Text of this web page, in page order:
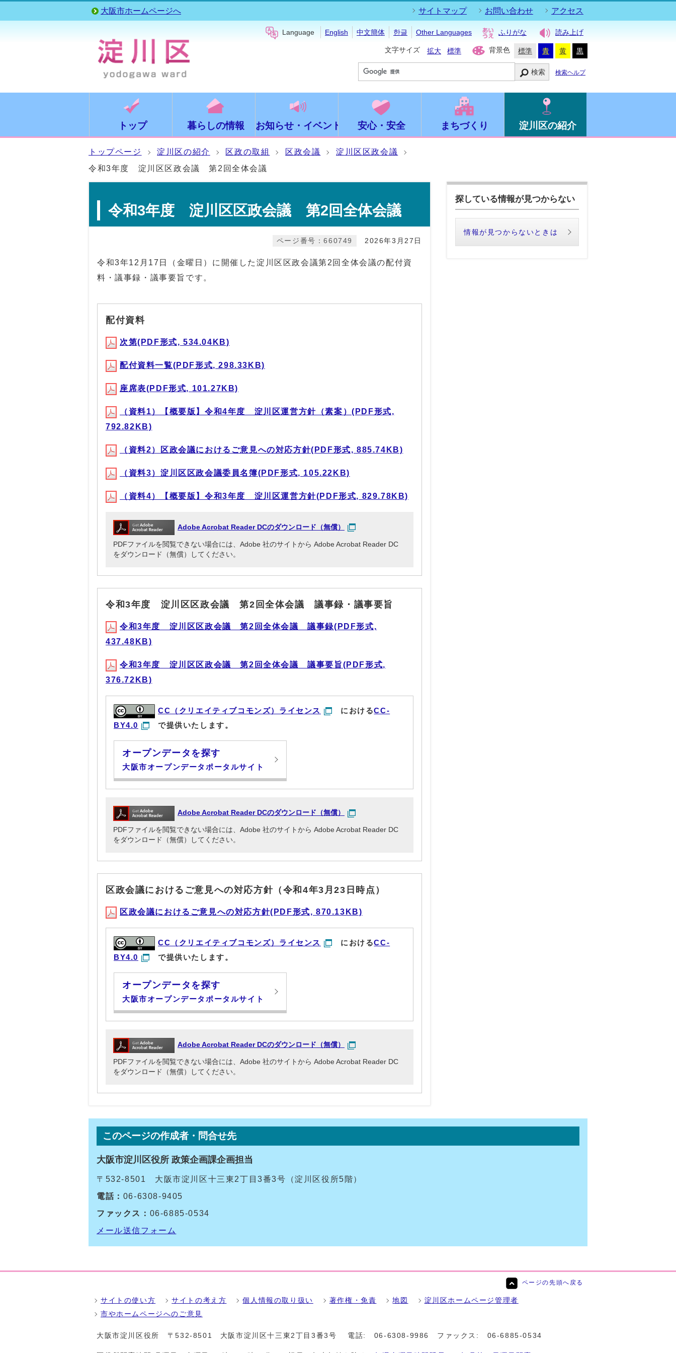
大阪市ホームページへ サイトマップ お問い合わせ アクセス
Language English 中文簡体 한글 Other Languages ふりがな 読み上げ
文字サイズ 拡大 標準 背景色 標準 青 黄 黒
検索 検索ヘルプ
トップ 暮らしの情報 お知らせ・イベント 安心・安全 まちづくり 淀川区の紹介
トップページ 淀川区の紹介 区政の取組 区政会議
淀川区区政会議
令和3年度 淀川区区政会議 第2回全体会議
令和3年度 淀川区区政会議 第2回全体会議
2026年3月27日
ページ番号：660749
令和3年12月17日（金曜日）に開催した淀川区区政会議第2回全体会議の配付資
料・議事録・議事要旨です。
配付資料
次第(PDF形式, 534.04KB)
配付資料一覧(PDF形式, 298.33KB)
座席表(PDF形式, 101.27KB)
（資料1）【概要版】令和4年度 淀川区運営方針（素案）(PDF形式,
792.82KB)
（資料2）区政会議におけるご意見への対応方針(PDF形式, 885.74KB)
（資料3）淀川区区政会議委員名簿(PDF形式, 105.22KB)
（資料4）【概要版】令和3年度 淀川区運営方針(PDF形式, 829.78KB)
Adobe Acrobat Reader DCのダウンロード（無償）
PDFファイルを閲覧できない場合には、Adobe 社のサイトから Adobe Acrobat Reader DC
をダウンロード（無償）してください。
令和3年度 淀川区区政会議 第2回全体会議 議事録・議事要旨
令和3年度 淀川区区政会議 第2回全体会議 議事録(PDF形式,
437.48KB)
令和3年度 淀川区区政会議 第2回全体会議 議事要旨(PDF形式,
376.72KB)
CC（クリエイティブコモンズ）ライセンス におけるCC-
BY4.0
で提供いたします。
オープンデータを探す
大阪市オープンデータポータルサイト
Adobe Acrobat Reader DCのダウンロード（無償）
PDFファイルを閲覧できない場合には、Adobe 社のサイトから Adobe Acrobat Reader DC
をダウンロード（無償）してください。
区政会議におけるご意見への対応方針（令和4年3月23日時点）
区政会議におけるご意見への対応方針(PDF形式, 870.13KB)
CC（クリエイティブコモンズ）ライセンス におけるCC-
BY4.0
で提供いたします。
オープンデータを探す
大阪市オープンデータポータルサイト
Adobe Acrobat Reader DCのダウンロード（無償）
PDFファイルを閲覧できない場合には、Adobe 社のサイトから Adobe Acrobat Reader DC
をダウンロード（無償）してください。
探している情報が見つからない
情報が見つからないときは
このページの作成者・問合せ先
大阪市淀川区役所 政策企画課企画担当
〒532-8501 大阪市淀川区十三東2丁目3番3号（淀川区役所5階）
電話： 06-6308-9405
ファックス： 06-6885-0534
メール送信フォーム
ページの先頭へ戻る
サイトの使い方 サイトの考え方 個人情報の取り扱い 著作権・免責 地図
淀川区ホームページ管理者
市やホームページへのご意見
大阪市淀川区役所 〒532-8501 大阪市淀川区十三東2丁目3番3号 電話: 06-6308-9986 ファックス: 06-6885-0534